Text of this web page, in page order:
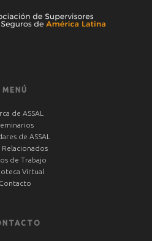
MENÚ
de ASSAL
de ASSAL
Relacionados
de Trabajo
Virtual
Contacto